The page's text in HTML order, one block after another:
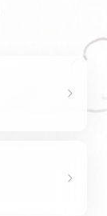
chevron_right
chevron_right